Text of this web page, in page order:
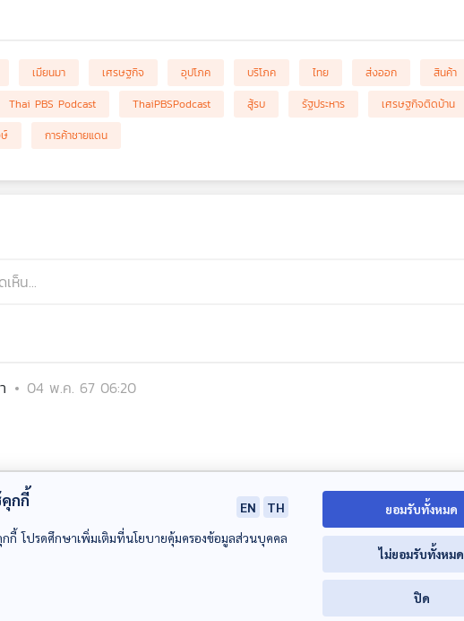
เมียนมา เศรษฐกิจ อุปโภค บริโภค ไทย ส่งออก สินค้า
Thai PBS Podcast ThaiPBSPodcast สู้รบ รัฐประหาร เศรษฐกิจติดบ้าน
การค้าชายแดน
04 พ.ค. 67 06:20
กกี้ EN
TH
กกี้ โปรดศึกษาเพิ่มเติมที่นโยบายคุ้มครองข้อมูลส่วนบุคคล
ยอมรับทั้งหมด
ไม่ยอมรับทั้งหมด
ปิด